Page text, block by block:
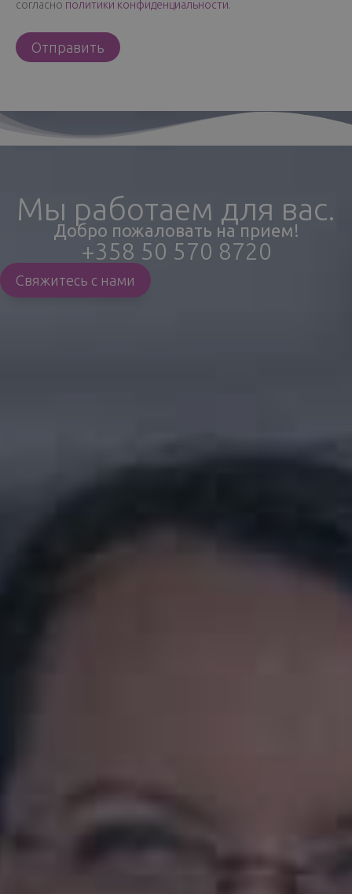
согласно политики конфиденциальности.
Мы работаем для вас.
Добро пожаловать на прием!
+358 50 570 8720
Свяжитесь с нами